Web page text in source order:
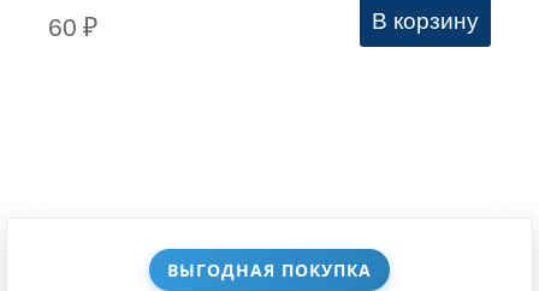
ВЫГОДНАЯ ПОКУПКА
60 ₽ В корзину